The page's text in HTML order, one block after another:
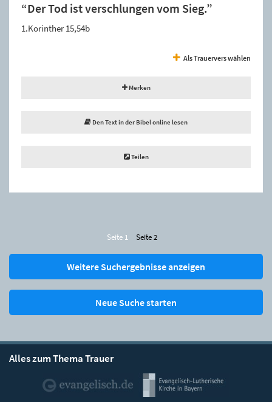
“Der Tod ist verschlungen vom Sieg.”
1.Korinther 15,54b
Als Trauervers wählen
Merken
Den Text in der Bibel online lesen
Teilen
Seite 1 Seite 2
Weitere Suchergebnisse anzeigen
Neue Suche starten
Alles zum Thema Trauer